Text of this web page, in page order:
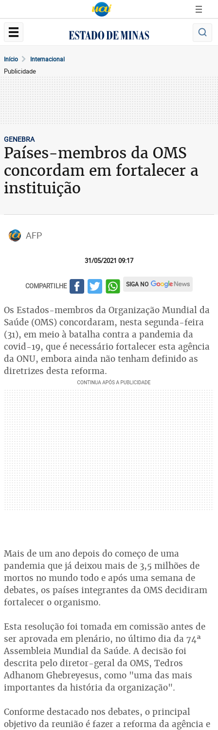
Início Internacional
Publicidade
GENEBRA
Países-membros da OMS
concordam em fortalecer a
instituição
AFP
31/05/2021 09:17
COMPARTILHE SIGA NO
Os Estados-membros da Organização Mundial da
Saúde (OMS) concordaram, nesta segunda-feira
(31), em meio à batalha contra a pandemia da
covid-19, que é necessário fortalecer esta agência
da ONU, embora ainda não tenham definido as
diretrizes desta reforma.
Mais de um ano depois do começo de uma
pandemia que já deixou mais de 3,5 milhões de
mortos no mundo todo e após uma semana de
debates, os países integrantes da OMS decidiram
fortalecer o organismo.
Esta resolução foi tomada em comissão antes de
ser aprovada em plenário, no último dia da 74ª
Assembleia Mundial da Saúde. A decisão foi
descrita pelo diretor-geral da OMS, Tedros
Adhanom Ghebreyesus, como "uma das mais
importantes da história da organização".
Conforme destacado nos debates, o principal
objetivo da reunião é fazer a reforma da agência e